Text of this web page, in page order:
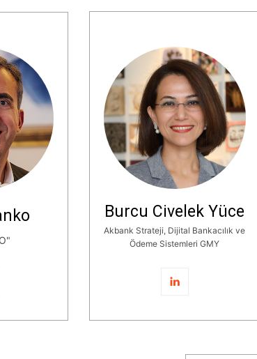
Burcu Civelek Yüce
Akbank Strateji, Dijital Bankacılık ve
Ödeme Sistemleri GMY